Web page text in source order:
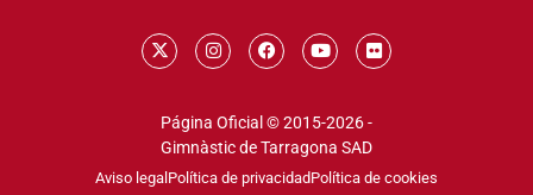
Página Oficial © 2015-2026 -
Gimnàstic de Tarragona SAD
Aviso legal Política de privacidadPolítica de cookies